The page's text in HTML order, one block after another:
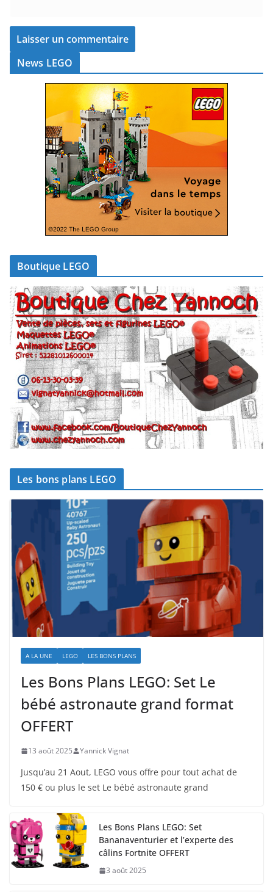
News LEGO
Boutique LEGO
Les bons plans LEGO
A LA UNE LEGO LES BONS PLANS
Les Bons Plans LEGO: Set Le
bébé astronaute grand format
OFFERT
13 août 2025 Yannick Vignat
Jusqu’au 21 Aout, LEGO vous offre pour tout achat de
150 € ou plus le set Le bébé astronaute grand
Les Bons Plans LEGO: Set
Bananaventurier et l’experte des
câlins Fortnite OFFERT
3 août 2025